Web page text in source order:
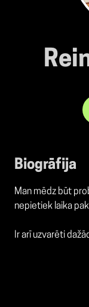
Biogrāfija
Man mēdz būt
nepietiek laika
Ir arī uzvarēti